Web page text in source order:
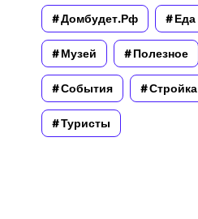
Домбудет.рф Еда
Музей Полезное
События Стройка
Туристы